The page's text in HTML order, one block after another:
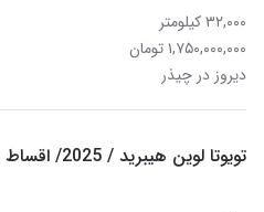
۳۲,۰۰۰ کیلومتر
۱,۷۵۰,۰۰۰,۰۰۰ تومان
دیروز در چیذر
تویوتا لوین هیبرید / 2025/ اقساط بانکی